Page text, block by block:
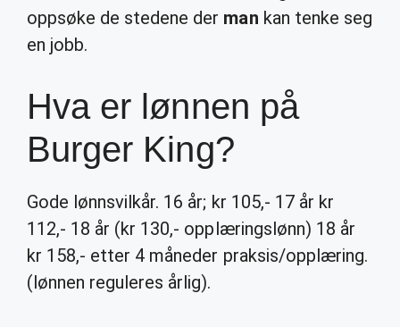
oppsøke de stedene der man kan tenke seg
en jobb.
Hva er lønnen på
Burger King?
Gode lønnsvilkår. 16 år; kr 105,- 17 år kr
112,- 18 år (kr 130,- opplæringslønn) 18 år
kr 158,- etter 4 måneder praksis/opplæring.
(lønnen reguleres årlig).